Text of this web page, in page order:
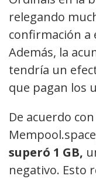
relegando
confirmación a
Además, la
tendría un
que pagan los
De acuerdo
superó 1 GB,
negativo. Esto